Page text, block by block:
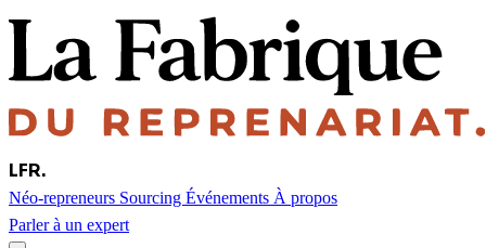
LFR.
Néo-repreneurs Sourcing Événements À propos
Parler à un expert